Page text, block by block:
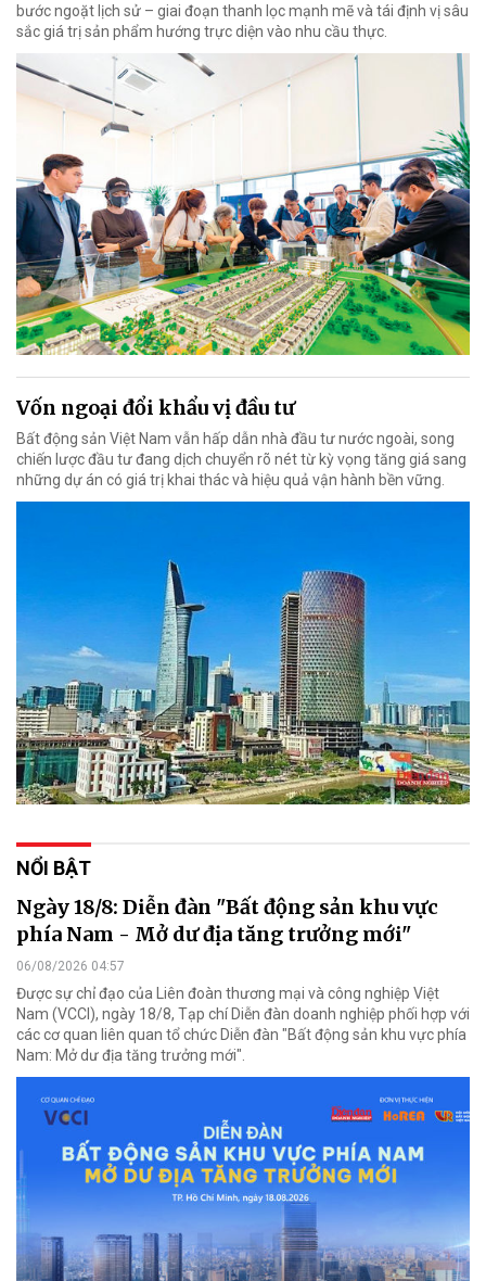
bước ngoặt lịch sử – giai đoạn thanh lọc mạnh mẽ và tái định vị sâu
sắc giá trị sản phẩm hướng trực diện vào nhu cầu thực.
Vốn ngoại đổi khẩu vị đầu tư
Bất động sản Việt Nam vẫn hấp dẫn nhà đầu tư nước ngoài, song
chiến lược đầu tư đang dịch chuyển rõ nét từ kỳ vọng tăng giá sang
những dự án có giá trị khai thác và hiệu quả vận hành bền vững.
NỔI BẬT
Ngày 18/8: Diễn đàn "Bất động sản khu vực
phía Nam - Mở dư địa tăng trưởng mới"
06/08/2026 04:57
Được sự chỉ đạo của Liên đoàn thương mại và công nghiệp Việt
Nam (VCCI), ngày 18/8, Tạp chí Diễn đàn doanh nghiệp phối hợp với
các cơ quan liên quan tổ chức Diễn đàn "Bất động sản khu vực phía
Nam: Mở dư địa tăng trưởng mới".